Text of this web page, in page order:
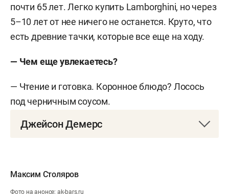
почти 65 лет. Легко купить Lamborghini, но через
5–10 лет от нее ничего не останется. Круто, что
есть древние тачки, которые все еще на ходу.
— Чем еще увлекаетесь?
— Чтение и готовка. Коронное блюдо? Лосось
под черничным соусом.
Джейсон Демерс
Амплуа:защитник.
Максим Столяров
Фото на анонсе: ak-bars.ru